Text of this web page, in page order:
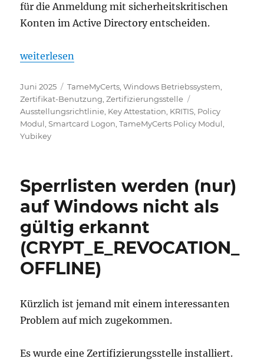
für die Anmeldung mit sicherheitskritischen
Konten im Active Directory entscheiden.
„YubiKey Personal Identity Verification (PIV)
weiterlesen
Veröffentlicht
am
Juni 2025 Kategorien
TameMyCerts ,Windows Betriebssystem
Zertifikat-Benutzung ,Zertifizierungsstelle
Ausstellungsrichtlinie Key Attestation KRITIS Policy
Modul ,Smartcard Logon ,TameMyCerts Policy Modul
Yubikey
Sperrlisten werden (nur)
auf Windows nicht als
gültig erkannt
(CRYPT_E_REVOCATION_
OFFLINE)
Kürzlich ist jemand mit einem interessanten
Problem auf mich zugekommen.
Es wurde eine Zertifizierungsstelle installiert.